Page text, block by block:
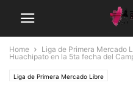
Home Liga de Primera Mercado
Huachipato en la 5ta fecha del
Liga de Primera Mercado Libre